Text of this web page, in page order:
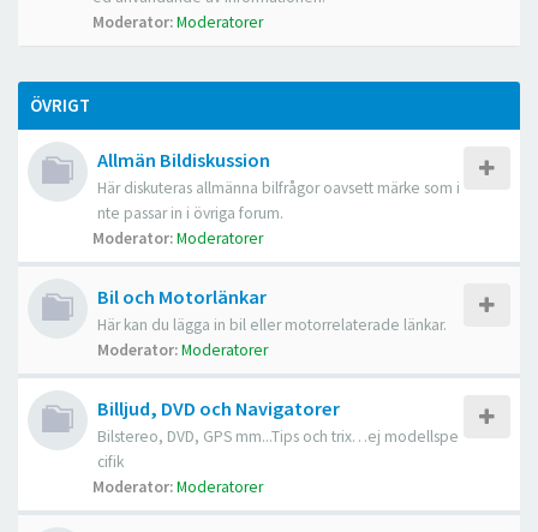
Moderator:Moderatorer
ÖVRIGT
Allmän Bildiskussion
Här diskuteras allmänna bilfrågor oavsett märke som i
nte passar in i övriga forum.
Moderator:Moderatorer
Bil och Motorlänkar
Här kan du lägga in bil eller motorrelaterade länkar.
Moderator:Moderatorer
Billjud, DVD och Navigatorer
Bilstereo, DVD, GPS mm...Tips och trix…ej modellspe
cifik
Moderator:Moderatorer